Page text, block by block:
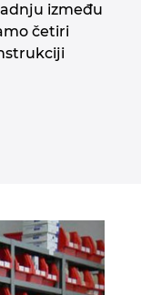
između
četiri